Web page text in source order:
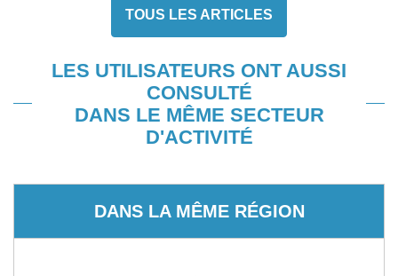
TOUS LES ARTICLES
LES UTILISATEURS ONT AUSSI
CONSULTÉ
DANS LE MÊME SECTEUR
D'ACTIVITÉ
DANS LA MÊME RÉGION